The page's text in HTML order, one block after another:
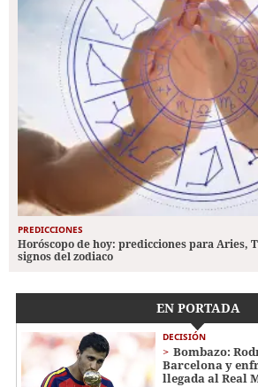
PREDICCIONES
Horóscopo de hoy: predicciones para Aries,
signos del zodiaco
EN PORTADA
DECISIÓN
Bombazo:
Barcelona y
llegada al Real